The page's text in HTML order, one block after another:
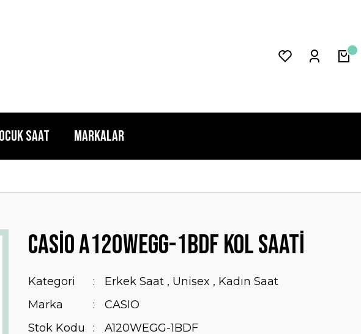
Saat Markalar
Casio A120WEGG-1BDF Kol Saati
Kategori Erkek Saat , Unisex , Kadın Saat
Marka
CASIO
Stok Kodu
A120WEGG-1BDF